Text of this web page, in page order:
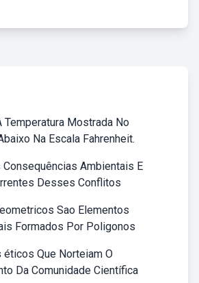
Temperatura Mostrada No
Na Escala Fahrenheit.
Consequências Ambientais E
Desses Conflitos
Sao Elementos
Formados Por Poligonos
Que Norteiam O
Da Comunidade Científica